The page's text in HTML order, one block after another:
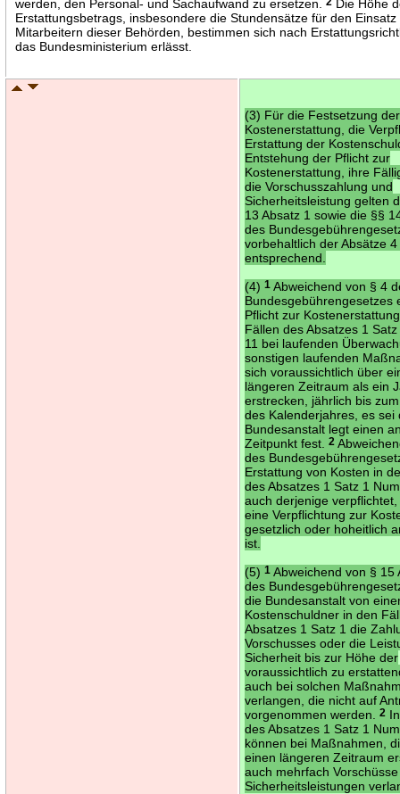
werden, den Personal- und Sachaufwand zu ersetzen.
Die Höhe
Erstattungsbetrags, insbesondere die Stundensätze für den Einsatz
Mitarbeitern dieser Behörden, bestimmen sich nach
das Bundesministerium erlässt.
(3) Für die Festsetzung der
Kostenerstattung, die
Erstattung der
Entstehung der Pflicht zur
Kostenerstattung, ihre
die Vorschusszahlung und
Sicherheitsleistung gelten
13 Absatz 1 sowie die §§
des
vorbehaltlich der Absätze
entsprechend.
(4)1 Abweichend von § 4
Bundesgebührengesetzes
Pflicht zur
Fällen des Absatzes 1
11 bei laufenden
sonstigen laufenden
sich voraussichtlich über
längeren Zeitraum als ein
erstrecken, jährlich bis
des Kalenderjahres, es sei
Bundesanstalt legt einen
Zeitpunkt fest.2
des
Erstattung von Kosten in
des Absatzes 1 Satz 1
auch derjenige
eine Verpflichtung zur
gesetzlich oder hoheitlich
ist.
(5)1 Abweichend von § 15
des
die Bundesanstalt von
Kostenschuldner in den
Absatzes 1 Satz 1 die
Vorschusses oder die
Sicherheit bis zur Höhe der
voraussichtlich zu
auch bei solchen
verlangen, die nicht auf
vorgenommen werden.2
des Absatzes 1 Satz 1
können bei Maßnahmen,
einen längeren Zeitraum
auch mehrfach
Sicherheitsleistungen